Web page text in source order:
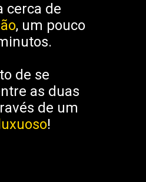
cerca de
, um pouco
de se
as duas
de um
luxuoso!